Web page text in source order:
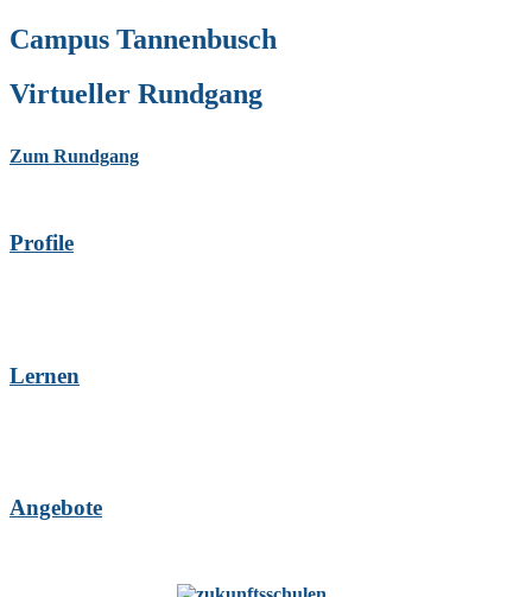
Campus Tannenbusch
Virtueller Rundgang
Zum Rundgang
Profile
Lernen
Angebote